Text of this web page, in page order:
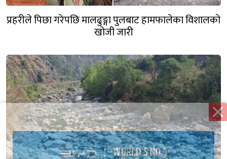
प्रहरीले पिछा गरेपछि मालढुङ्गा पुलबाट हामफालेका विशालको
खोजी जारी